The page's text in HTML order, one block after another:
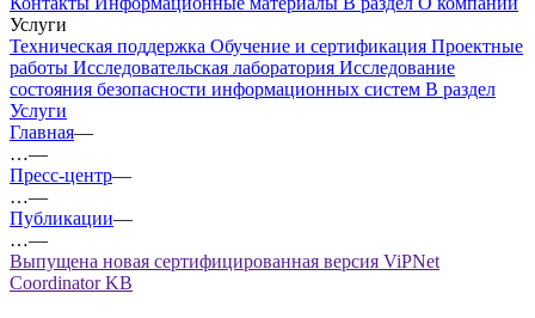
Услуги
Техническая поддержка Обучение и сертификация Проектные
работы Исследовательская лаборатория Исследование
состояния безопасности информационных систем В раздел
Услуги
Главная—
…—
Пресс-центр—
…—
Публикации—
…—
Выпущена новая сертифицированная версия ViPNet
Coordinator KB